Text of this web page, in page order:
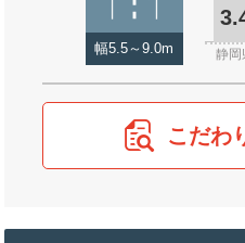
幅5.5～9.0m 静岡
こだわ